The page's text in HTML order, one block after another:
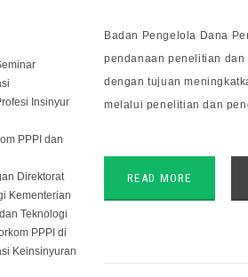
Insinyur
PPPI dan
Direktorat
Kementerian
Teknologi
PPPI di
Keinsinyuran
Badan Pengelola Dana
pendanaan penelitian
dengan tujuan
melalui penelitian dan
READ MORE